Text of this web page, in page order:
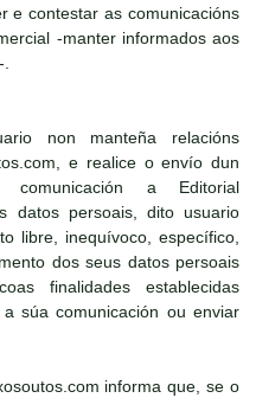
e contestar as comunicacións
-manter informados aos
.
non manteña relacións
e realice o envío dun
a Editorial
datos persoais, dito usuario
libre, inequívoco, específico,
dos seus datos persoais
finalidades establecidas
súa comunicación ou enviar
informa que, se o